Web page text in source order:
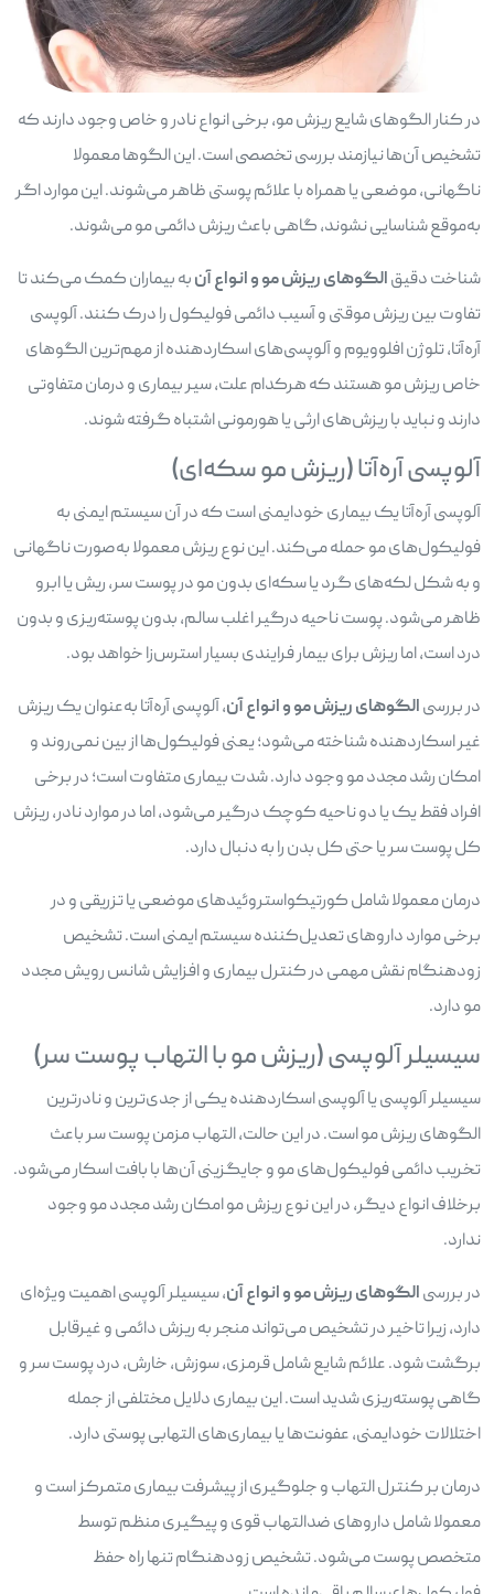
در کنار الگوهای شایع ریزش مو، برخی انواع نادر و خاص وجود دارند که
تشخیص آن‌ها نیازمند بررسی تخصصی است. این الگوها معمولا
ناگهانی، موضعی یا همراه با علائم پوستی ظاهر می‌شوند. این موارد اگر
به‌موقع شناسایی نشوند، گاهی باعث ریزش دائمی مو می‌شوند.
شناخت دقیقالگوهای ریزش مو و انواع آنبه بیماران کمک می‌کند تا
تفاوت بین ریزش موقتی و آسیب دائمی فولیکول را درک کنند. آلوپسی
آره‌آتا، تلوژن افلوویوم و آلوپسی‌های اسکاردهنده از مهم‌ترین الگوهای
خاص ریزش مو هستند که هرکدام علت، سیر بیماری و درمان متفاوتی
دارند و نباید با ریزش‌های ارثی یا هورمونی اشتباه گرفته شوند.
آلوپسی آره‌آتا (ریزش مو سکه‌ای)
آلوپسی آره‌آتا یک بیماری خودایمنی است که در آن سیستم ایمنی به
فولیکول‌های مو حمله می‌کند. این نوع ریزش معمولا به‌صورت ناگهانی
و به شکل لکه‌های گرد یا سکه‌ای بدون مو در پوست سر، ریش یا ابرو
ظاهر می‌شود. پوست ناحیه درگیر اغلب سالم، بدون پوسته‌ریزی و بدون
درد است، اما ریزش برای بیمار فرایندی بسیار استرس‌زا خواهد بود.
در بررسیالگوهای ریزش مو و انواع آن، آلوپسی آره‌آتا به‌عنوان یک ریزش
غیر اسکاردهنده شناخته می‌شود؛ یعنی فولیکول‌ها از بین نمی‌روند و
امکان رشد مجدد مو وجود دارد. شدت بیماری متفاوت است؛ در برخی
افراد فقط یک یا دو ناحیه کوچک درگیر می‌شود، اما در موارد نادر، ریزش
کل پوست سر یا حتی کل بدن را به دنبال دارد.
درمان معمولا شامل کورتیکواستروئیدهای موضعی یا تزریقی و در
برخی موارد داروهای تعدیل‌کننده سیستم ایمنی است. تشخیص
زودهنگام نقش مهمی در کنترل بیماری و افزایش شانس رویش مجدد
مو دارد.
سیسیلر آلوپسی (ریزش مو با التهاب پوست سر)
سیسیلر آلوپسی یا آلوپسی اسکاردهنده یکی از جدی‌ترین و نادرترین
الگوهای ریزش مو است. در این حالت، التهاب مزمن پوست سر باعث
تخریب دائمی فولیکول‌های مو و جایگزینی آن‌ها با بافت اسکار می‌شود.
برخلاف انواع دیگر، در این نوع ریزش مو امکان رشد مجدد مو وجود
ندارد.
در بررسیالگوهای ریزش مو و انواع آن، سیسیلر آلوپسی اهمیت ویژه‌ای
دارد، زیرا تاخیر در تشخیص می‌تواند منجر به ریزش دائمی و غیرقابل
برگشت شود. علائم شایع شامل قرمزی، سوزش، خارش، درد پوست سر و
گاهی پوسته‌ریزی شدید است. این بیماری دلایل مختلفی از جمله
اختلالات خودایمنی، عفونت‌ها یا بیماری‌های التهابی پوستی دارد.
درمان بر کنترل التهاب و جلوگیری از پیشرفت بیماری متمرکز است و
معمولا شامل داروهای ضدالتهاب قوی و پیگیری منظم توسط
متخصص پوست می‌شود. تشخیص زودهنگام تنها راه حفظ